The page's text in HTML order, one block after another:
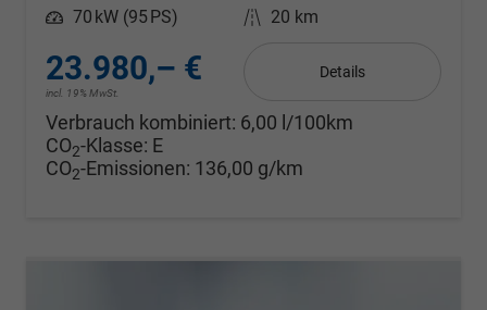
Leistung 70 kW (95 PS) Kilometerstand 20 km
23.980,– €
incl. 19% MwSt.
Details
Verbrauch kombiniert: 6,00 l/100km
CO2-Klasse: E
CO2-Emissionen: 136,00 g/km